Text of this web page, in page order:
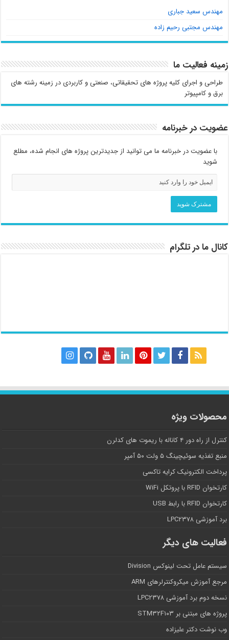
مهندس سعید جباری
مهندس مجتبی رحیم زاده
زمینه فعالیت ما
طراحی و اجرای کلیه پروژه های تحقیقاتی، صنعتی و کاربردی در زمینه رشته های
برق و کامپیوتر
عضویت در خبرنامه
با عضویت در خبرنامه ما می توانید از جدیدترین پروژه های انجام شده، مطلع
شوید
کانال ما در تلگرام
محصولات ویژه
کنترل از راه دور ۴ کاناله با ریموت های کدلرن
منبع تغذیه سوئیچینگ ۵ ولت ۵۰ آمپر
پرداخت الکترونیک کرایه تاکسی
کارتخوان RFID با پروتکل WiFi
کارتخوان RFID با رابط USB
برد آموزشی LPC۲۳۷۸
فعالیت های دیگر
سیستم عامل تحت لینوکس Division
مرجع آموزش میکروکنترلرهای ARM
نسخه دوم برد آموزشی LPC۲۳۷۸
پروژه های مبتنی بر STM۳۲F۱۰۳
وب نوشت دکتر علیزاده